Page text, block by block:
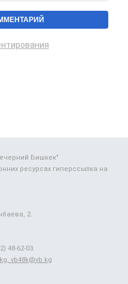
Бишкек"
ресурсах гиперссылка на
2.
48-62-03.
vb48k@vb.kg